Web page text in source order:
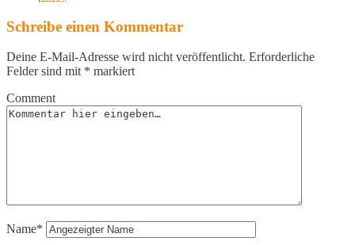
Schreibe einen Kommentar
Deine E-Mail-Adresse wird nicht veröffentlicht. Erforderliche
Felder sind mit * markiert
Comment
Name*